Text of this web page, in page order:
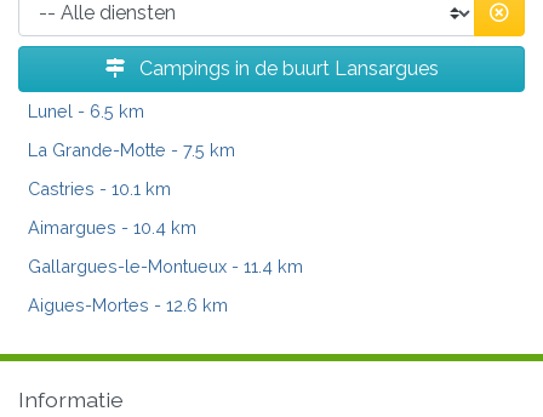
Campings in de buurt Lansargues
Lunel - 6.5 km
La Grande-Motte - 7.5 km
Castries - 10.1 km
Aimargues - 10.4 km
Gallargues-le-Montueux - 11.4 km
Aigues-Mortes - 12.6 km
Informatie